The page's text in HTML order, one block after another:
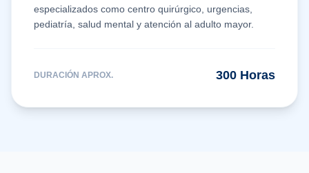
especializados como centro quirúrgico, urgencias,
pediatría, salud mental y atención al adulto mayor.
DURACIÓN APROX. 300 Horas